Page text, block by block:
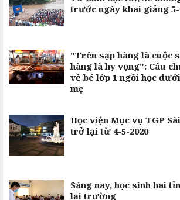
trước ngày khai giảng
"Trên sạp hàng là cuộc
hàng là hy vọng": Câu
về bé lớp 1 ngồi học
mẹ
Học viện Mục vụ TGP
trở lại từ 4-5-2020
Sáng nay, học sinh hai
lại trường